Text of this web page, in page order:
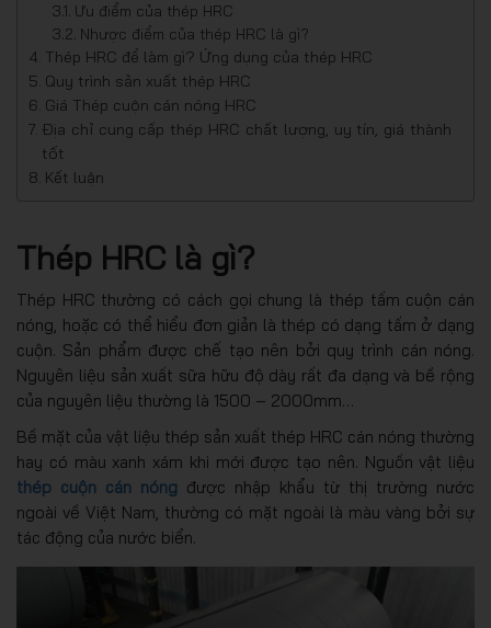
Ưu điểm của thép HRC
Nhược điểm của thép HRC là gì?
Thép HRC để làm gì? Ứng dụng của thép HRC
Quy trình sản xuất thép HRC
Giá Thép cuộn cán nóng HRC
Địa chỉ cung cấp thép HRC chất lượng, uy tín, giá thành
tốt
Kết luận
Thép HRC là gì?
Thép HRC thường có cách gọi chung là thép tấm cuộn cán
nóng, hoặc có thể hiểu đơn giản là thép có dạng tấm ở dạng
cuộn. Sản phẩm được chế tạo nên bởi quy trình cán nóng.
Nguyên liệu sản xuất sữa hữu độ dày rất đa dạng và bề rộng
của nguyên liệu thường là 1500 – 2000mm…
Bề mặt của vật liệu thép sản xuất thép HRC cán nóng thường
hay có màu xanh xám khi mới được tạo nên. Nguồn vật liệu
thép cuộn cán nóng được nhập khẩu từ thị trường nước
ngoài về Việt Nam, thường có mặt ngoài là màu vàng bởi sự
tác động của nước biển.